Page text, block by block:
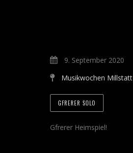
9. September 2020
Musikwochen Millstatt
GFRERER SOLO
Gfrerer Heimspiel!